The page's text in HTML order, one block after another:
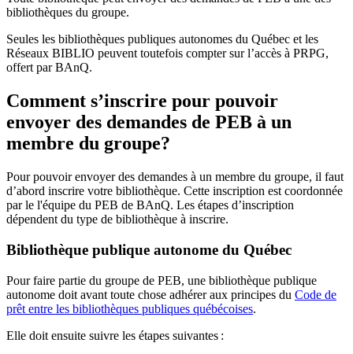
bibliothèques du groupe.
Seules les bibliothèques publiques autonomes du Québec et les
Réseaux BIBLIO peuvent toutefois compter sur l’accès à PRPG,
offert par BAnQ.
Comment s’inscrire pour pouvoir
envoyer des demandes de PEB à un
membre du groupe?
Pour pouvoir envoyer des demandes à un membre du groupe, il faut
d’abord inscrire votre bibliothèque. Cette inscription est coordonnée
par le l'équipe du PEB de BAnQ. Les étapes d’inscription
dépendent du type de bibliothèque à inscrire.
Bibliothèque publique autonome du Québec
Pour faire partie du groupe de PEB, une bibliothèque publique
autonome doit avant toute chose adhérer aux principes du Code de
prêt entre les bibliothèques publiques québécoises.
Elle doit ensuite suivre les étapes suivantes :